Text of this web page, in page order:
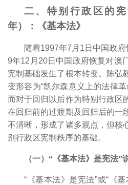
二、特别行政区的宪
年）：《基本法》
随着1997年7月1日中国政
9年12月20日中国政府恢复对澳
宪制基础发生了根本转变。陈弘
变形容为“凯尔森意义上的法律革
而对于回归以后作为特别行政区
在回归前的过渡期及回归后的一
不清晰，形成了诸多观点，但核
别行政区宪制秩序的基础。
（一）“《基本法》是宪法”
“《基本法》是宪法”或“《